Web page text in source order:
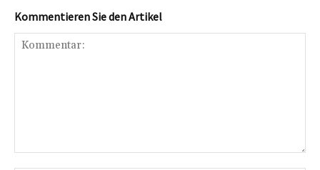
Kommentieren Sie den Artikel